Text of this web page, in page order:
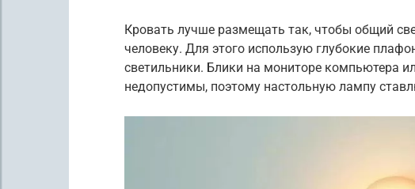
Кровать лучше размещать так, чтобы общий
человеку. Для этого использую глубокие
светильники. Блики на мониторе компьютера
недопустимы, поэтому настольную лампу